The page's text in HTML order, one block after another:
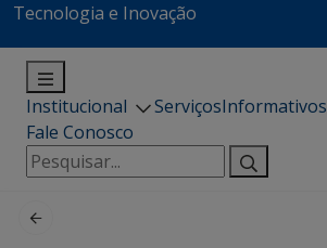
Tecnologia e Inovação
Institucional ServiçosInformativos
Fale Conosco
Pesquisar
por: